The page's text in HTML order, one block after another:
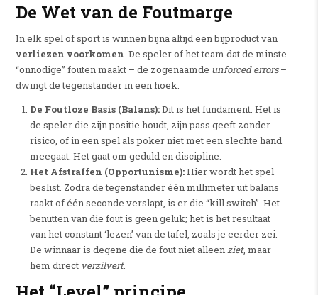
De Wet van de Foutmarge
In elk spel of sport is winnen bijna altijd een bijproduct van
verliezen voorkomen. De speler of het team dat de minste
“onnodige” fouten maakt – de zogenaamde unforced errors–
dwingt de tegenstander in een hoek.
De Foutloze Basis (Balans):Dit is het fundament. Het is
de speler die zijn positie houdt, zijn pass geeft zonder
risico, of in een spel als poker niet met een slechte hand
meegaat. Het gaat om geduld en discipline.
Het Afstraffen (Opportunisme):Hier wordt het spel
beslist. Zodra de tegenstander één millimeter uit balans
raakt of één seconde verslapt, is er die “kill switch”. Het
benutten van die fout is geen geluk; het is het resultaat
van het constant ‘lezen’ van de tafel, zoals je eerder zei.
De winnaar is degene die de fout niet alleenziet, maar
hem direct verzilvert.